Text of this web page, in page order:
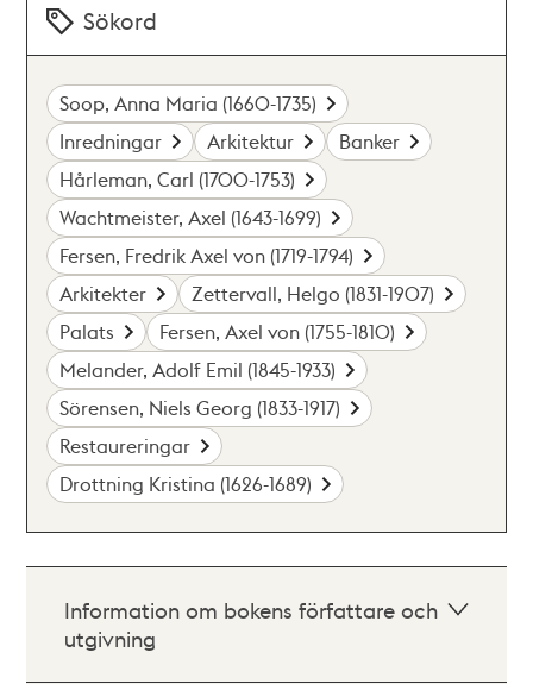
Sökord
Soop, Anna Maria (1660-1735)
Inredningar
Arkitektur
Banker
Hårleman, Carl (1700-1753)
Wachtmeister, Axel (1643-1699)
Fersen, Fredrik Axel von (1719-1794)
Arkitekter
Zettervall, Helgo (1831-1907)
Palats
Fersen, Axel von (1755-1810)
Melander, Adolf Emil (1845-1933)
Sörensen, Niels Georg (1833-1917)
Restaureringar
Drottning Kristina (1626-1689)
Information om bokens författare och
utgivning